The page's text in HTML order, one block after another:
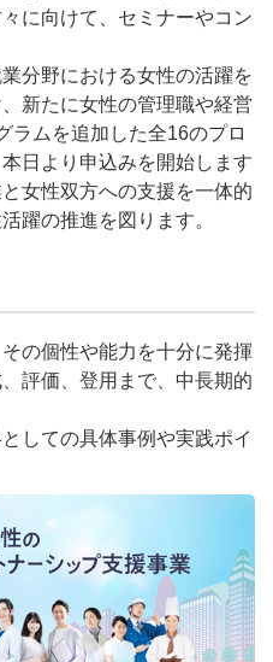
に向けて、セミナーやコン
分野における女性の活躍を
新たに女性の管理職や経営
ラムを追加した全16のプロ
日より申込みを開始します
女性双方への支援を一体的
躍の推進を図ります。
の個性や能力を十分に発揮
評価、登用まで、中長期的
しての具体事例や実践ポイ